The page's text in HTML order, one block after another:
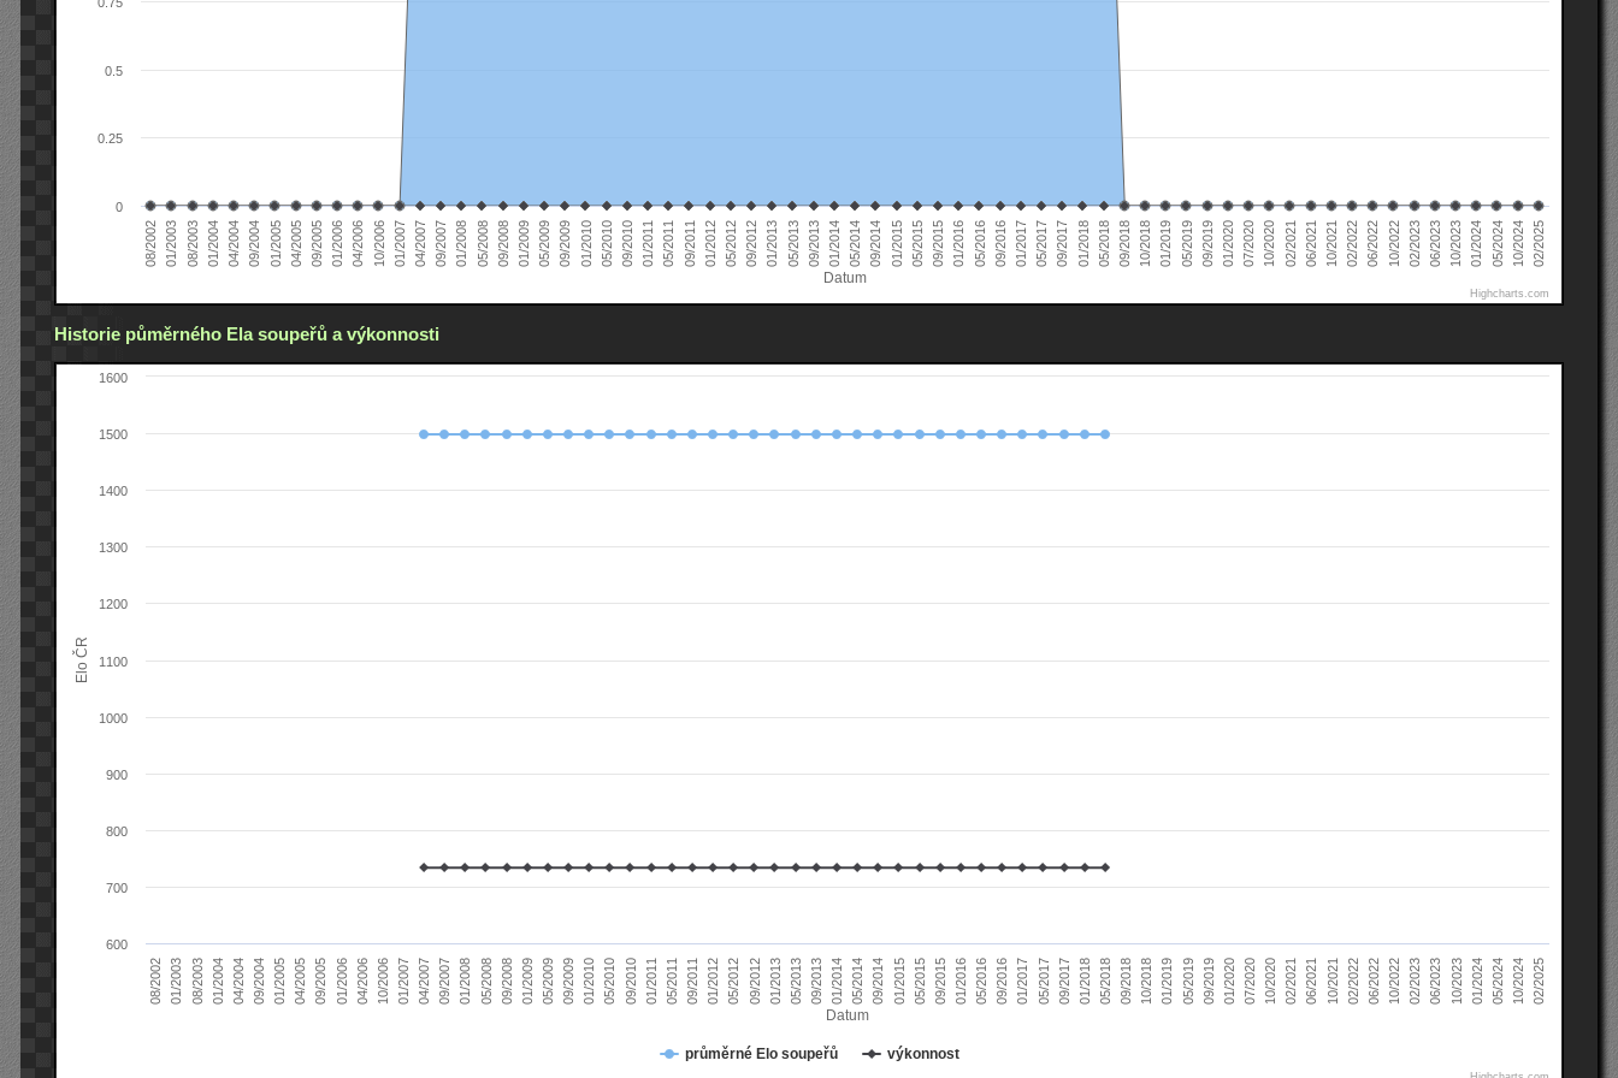
Datum
08/2002 01/2003 08/2003 01/2004 04/2004 09/2004 01/2005 04/2005 09/2005 01/2006 04/2006 10/2006 01/2007 04/2007 09/2007 01/2008 05/2008 09/2008 01/2009 05/2009 09/2009 01/2010 05/2010 09/2010 01/2011 05/2011 09/2011 01/2012 05/2012 09/2012 01/2013 05/2013 09/2013 01/2014 05/2014 09/2014 01/2015 05/2015 09/2015 01/2016 05/2016 09/2016 01/2017 05/2017 09/2017 01/2018 05/2018 09/2018 10/2018 01/2019 05/2019 09/2019 01/2020 07/2020 10/2020 02/2021 06/2021 10/2021 02/2022 06/2022 10/2022 02/2023 06/2023 10/2023 01/2024 05/2024 10/2024 02/2025
0
0.25
0.5
Highcharts.com
Historie půměrného Ela soupeřů a výkonnosti
Datum
Elo ČR
průměrné Elo soupeřů výkonnost
08/2002 01/2003 08/2003 01/2004 04/2004 09/2004 01/2005 04/2005 09/2005 01/2006 04/2006 10/2006 01/2007 04/2007 09/2007 01/2008 05/2008 09/2008 01/2009 05/2009 09/2009 01/2010 05/2010 09/2010 01/2011 05/2011 09/2011 01/2012 05/2012 09/2012 01/2013 05/2013 09/2013 01/2014 05/2014 09/2014 01/2015 05/2015 09/2015 01/2016 05/2016 09/2016 01/2017 05/2017 09/2017 01/2018 05/2018 09/2018 10/2018 01/2019 05/2019 09/2019 01/2020 07/2020 10/2020 02/2021 06/2021 10/2021 02/2022 06/2022 10/2022 02/2023 06/2023 10/2023 01/2024 05/2024 10/2024 02/2025
600
700
800
900
1000
1100
1200
1300
1400
1500
1600